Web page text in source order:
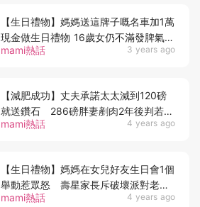
mami熱話 3 years ago
【生日禮物】媽媽送這牌子嘅名車加1萬
現金做生日禮物 16歲女仍不滿發脾氣
批史上最差禮物
mami熱話 4 years ago
【減肥成功】丈夫承諾太太減到120磅
就送鑽石 286磅胖妻剷肉2年後判若兩
人
mami熱話 4 years ago
【生日禮物】媽媽在女兒好友生日會1個
舉動惹眾怒 壽星家長斥破壞派對老公
亦不撐她